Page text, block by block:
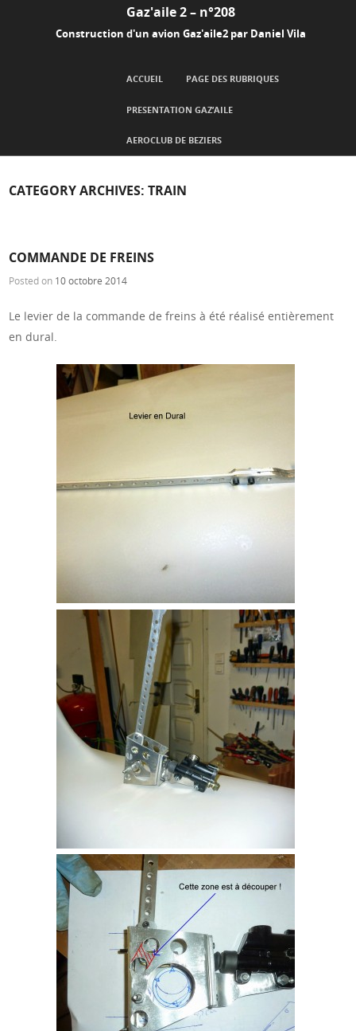
Gaz'aile 2 – n°208
Construction d'un avion Gaz'aile2 par Daniel Vila
SKIP TO CONTENT
ACCUEIL PAGE DES RUBRIQUES
PRESENTATION GAZ’AILE
AEROCLUB DE BEZIERS
CATEGORY ARCHIVES:TRAIN
COMMANDE DE FREINS
Posted on 10 octobre 2014
Le levier de la commande de freins à été réalisé entièrement
en dural.